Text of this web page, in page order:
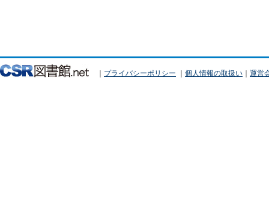
｜ プライバシーポリシー ｜ 個人情報の取扱い ｜ 運営